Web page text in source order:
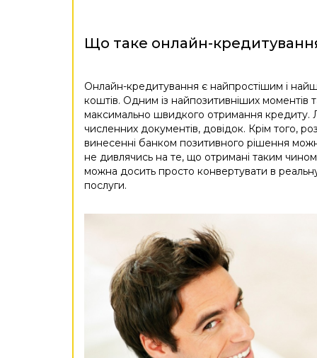
Що таке онлайн-
Онлайн-кредитування є найпростішим і
коштів. Одним із найпозитивніших моментів
максимально швидкого отримання кредиту.
численних документів, довідок. Крім того,
винесенні банком позитивного рішення
не дивлячись на те, що отримані таким
можна досить просто конвертувати в
послуги.